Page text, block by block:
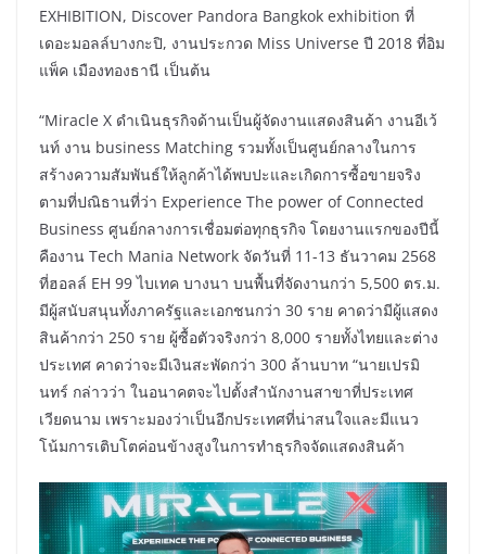
EXHIBITION, Discover Pandora Bangkok exhibition ที่
เดอะมอลล์บางกะปิ, งานประกวด Miss Universe ปี 2018 ที่อิม
แพ็ค เมืองทองธานี เป็นต้น
“Miracle X ดำเนินธุรกิจด้านเป็นผู้จัดงานแสดงสินค้า งานอีเว้
นท์ งาน business Matching รวมทั้งเป็นศูนย์กลางในการ
สร้างความสัมพันธ์ให้ลูกค้าได้พบปะและเกิดการซื้อขายจริง
ตามที่ปณิธานที่ว่า Experience The power of Connected
Business ศูนย์กลางการเชื่อมต่อทุกธุรกิจ โดยงานแรกของปีนี้
คืองาน Tech Mania Network จัดวันที่ 11-13 ธันวาคม 2568
ที่ฮอลล์ EH 99 ไบเทค บางนา บนพื้นที่จัดงานกว่า 5,500 ตร.ม.
มีผู้สนับสนุนทั้งภาครัฐและเอกชนกว่า 30 ราย คาดว่ามีผู้แสดง
สินค้ากว่า 250 ราย ผู้ซื้อตัวจริงกว่า 8,000 รายทั้งไทยและต่าง
ประเทศ คาดว่าจะมีเงินสะพัดกว่า 300 ล้านบาท “นายเปรมิ
นทร์ กล่าวว่า ในอนาคตจะไปตั้งสำนักงานสาขาที่ประเทศ
เวียดนาม เพราะมองว่าเป็นอีกประเทศที่น่าสนใจและมีแนว
โน้มการเติบโตค่อนข้างสูงในการทำธุรกิจจัดแสดงสินค้า